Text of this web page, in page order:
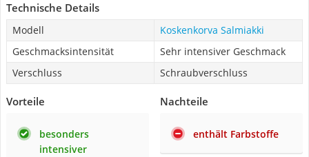
Technische Details
Modell
Koskenkorva Salmiakki
Geschmacksintensität
Sehr intensiver Geschmack
Verschluss
Schraubverschluss
Vorteile
besonders
intensiver
Nachteile
enthält Farbstoffe